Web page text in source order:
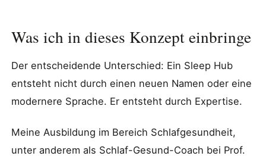
Was ich in dieses Konzept einbringe
Der entscheidende Unterschied: Ein Sleep Hub
entsteht nicht durch einen neuen Namen oder eine
modernere Sprache. Er entsteht durch Expertise.
Meine Ausbildung im Bereich Schlafgesundheit,
unter anderem als Schlaf-Gesund-Coach bei Prof.